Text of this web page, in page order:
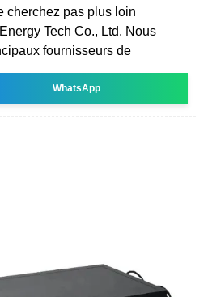
cherchez pas plus loin
Tech Co., Ltd. Nous
fournisseurs de
WhatsApp